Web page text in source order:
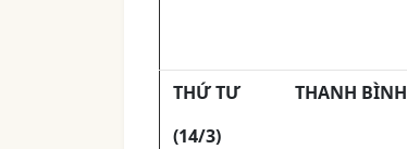
THỨ TƯ
(14/3)
THANH BÌNH